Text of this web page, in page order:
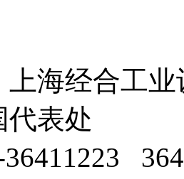
上海经合工
代表处
36411223